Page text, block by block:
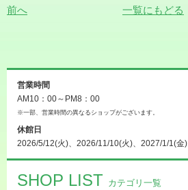
前へ 一覧にもどる
営業時間
AM10：00～PM8：00
※一部、営業時間の異なるショップがございます。
休館日
2026/5/12(火)、2026/11/10(火)、2027/1/1(金)
SHOP LIST カテゴリ一覧